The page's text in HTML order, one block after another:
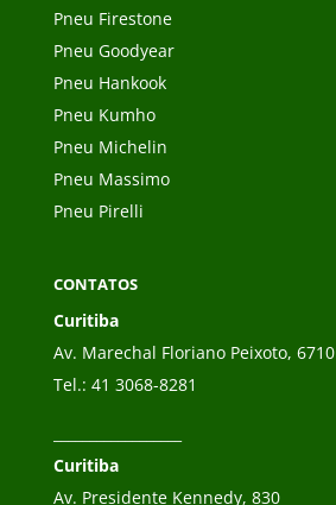
Pneu Firestone
Pneu Goodyear
Pneu Hankook
Pneu Kumho
Pneu Michelin
Pneu Massimo
Pneu Pirelli
CONTATOS
Curitiba
Av. Marechal Floriano Peixoto, 6710
Tel.: 41 3068-8281
Curitiba
Av. Presidente Kennedy, 830